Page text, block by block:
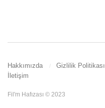
Hakkımızda Gizlilik Politikası
İletişim
Fil'm Hafızası © 2023